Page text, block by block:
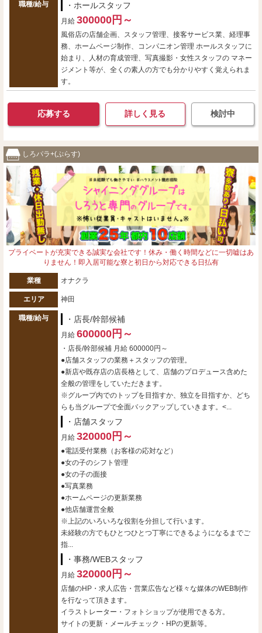
職種/給与 ・ホールスタッフ
月給 300000円～
風俗店の店舗企画、スタッフ管理、接客サービス業、経理事
務、ホームページ制作、コンパニオン管理 ホールスタッフに
始まり、人材の育成管理、写真撮影・女性スタッフの マネー
ジメント等が、全くの素人の方でも分かりやすく覚えられま
す。
応募する 詳しく見る 検討中
しろパラ+(ぷらす)
プライベートが充実できる誠実な会社です！休み・働く時間などに一切嘘はあ
りません！即入居可能な寮と初日から対応できる日払有
業種 オナクラ
エリア 神田
職種/給与 ・店長/幹部候補
月給 600000円～
・店長/幹部候補 月給 600000円～
●店舗スタッフの業務＋スタッフの管理。
●新店や既存店の店長格として、店舗のプロデュース含めた
全般の管理をしていただきます。
※グループ内でのトップを目指すか、独立を目指すか、どち
らも当グループで全面バックアップしていきます。<...
・店舗スタッフ
月給 320000円～
●電話受付業務（お客様の応対など）
●女の子のシフト管理
●女の子の面接
●写真業務
●ホームページの更新業務
●他店舗運営全般
※上記のいろいろな役割を分担して行います。
未経験の方でもひとつひとつ丁寧にできるようになるまでご
指...
・事務/WEBスタッフ
月給 320000円～
店舗のHP・求人広告・営業広告など様々な媒体のWEB制作
を行なって頂きます。
イラストレーター・フォトショップが使用できる方。
サイトの更新・メールチェック・HPの更新等。